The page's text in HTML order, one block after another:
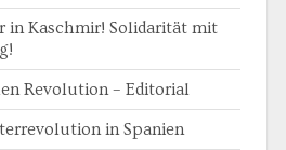
in Kaschmir! Solidarität mit
Revolution – Editorial
in Spanien